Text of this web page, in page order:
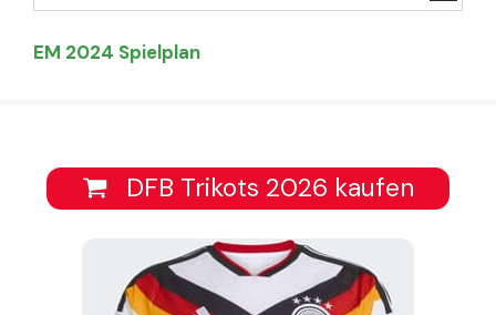
EM 2024 Spielplan
DFB Trikots 2026 kaufen